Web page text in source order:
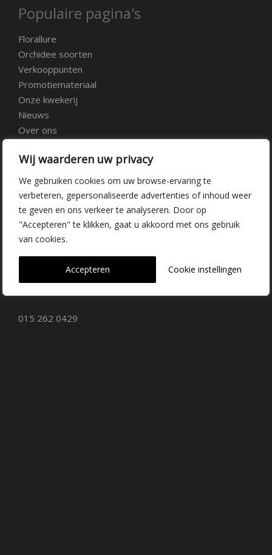
Wij waarderen uw privacy
We gebruiken cookies om uw browse-ervaring te
verbeteren, gepersonaliseerde advertenties of inhoud weer
te geven en ons verkeer te analyseren. Door op
"Accepteren" te klikken, gaat u akkoord met ons gebruik
van cookies.
Cookie instellingen
Accepteren
Populaire pagina's
Florallure
Orchidee soorten
Verkooppunten
Promotiemateriaal
Onze kwekerij
Nieuws
Over ons
Vacatures
Contact
Kwekerij Delfgauw
Vrederustlaan 10
2645 AW Delfgauw
015 262 0429